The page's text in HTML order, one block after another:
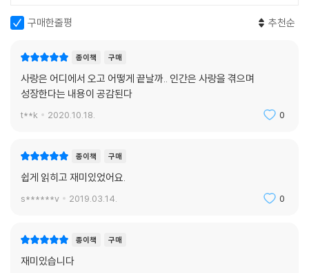
구매한줄평 추천순
종이책 구매
사랑은 어디에서 오고 어떻게 끝날까.. 인간은 사랑을 겪으며
성장한다는 내용이 공감된다
t**k 2020.10.18. 0
종이책 구매
쉽게 읽히고 재미있었어요.
s******v 2019.03.14. 0
종이책 구매
재미있습니다